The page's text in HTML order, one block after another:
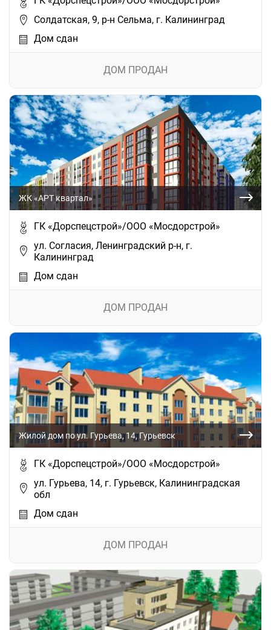
Солдатская, 9, р-н Сельма, г. Калининград
Дом сдан
ДОМ ПРОДАН
ЖК «АРТ квартал»
ГК «Дорспецстрой»/ООО «Мосдорстрой»
ул. Согласия, Ленинградский р-н, г.
Калининград
Дом сдан
ДОМ ПРОДАН
Жилой дом по ул. Гурьева, 14, Гурьевск
ГК «Дорспецстрой»/ООО «Мосдорстрой»
ул. Гурьева, 14, г. Гурьевск, Калининградская
обл
Дом сдан
ДОМ ПРОДАН